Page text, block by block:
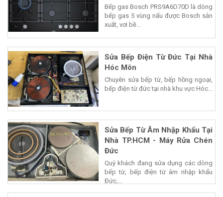
Bếp gas Bosch PRS9A6D70D là dòng
bếp gas 5 vùng nấu được Bosch sản
xuất, vơi bề...
Sửa Bếp Điện Từ Đức Tại Nhà
Hóc Môn
Chuyên sửa bếp từ, bếp hồng ngoại,
bếp điện từ đức tại nhà khu vực Hóc...
Sửa Bếp Từ Âm Nhập Khẩu Tại
Nhà TP.HCM - Máy Rửa Chén
Đức
Quý khách đang sửa dụng các dòng
bếp từ, bếp điện từ âm nhập khẩu
Đức,...